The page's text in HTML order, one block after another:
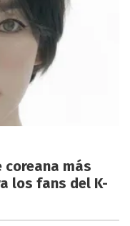
más
los fans del K-